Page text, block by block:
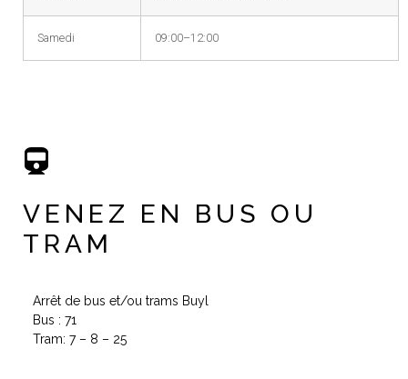
Samedi 09:00–12:00
VENEZ EN BUS OU
TRAM
Arrêt de bus et/ou trams Buyl
Bus : 71
Tram: 7 – 8 – 25